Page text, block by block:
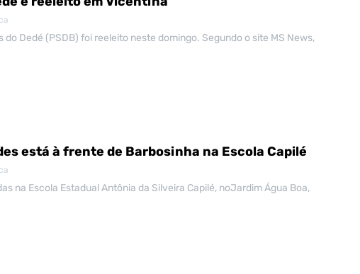
do Dedé (PSDB) foi reeleito neste domingo. Segundo o site MS News,
está à frente de Barbosinha na Escola Capilé
na Escola Estadual Antônia da Silveira Capilé, noJardim Água Boa,